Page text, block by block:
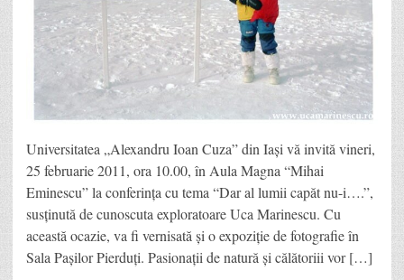
Universitatea „Alexandru Ioan Cuza” din Iași vă invită vineri,
25 februarie 2011, ora 10.00, în Aula Magna “Mihai
Eminescu” la conferința cu tema “Dar al lumii capăt nu-i….”,
susținută de cunoscuta exploratoare Uca Marinescu. Cu
această ocazie, va fi vernisată și o expoziție de fotografie în
Sala Pașilor Pierduți. Pasionații de natură și călătoriii vor […]